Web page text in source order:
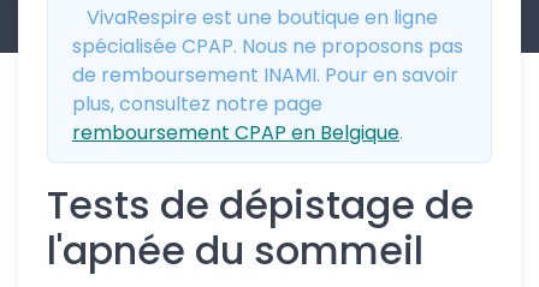
VivaRespire est une boutique en ligne
spécialisée CPAP. Nous ne proposons pas
de remboursement INAMI. Pour en savoir
plus, consultez notre page
remboursement CPAP en Belgique.
Tests de dépistage de
l'apnée du sommeil